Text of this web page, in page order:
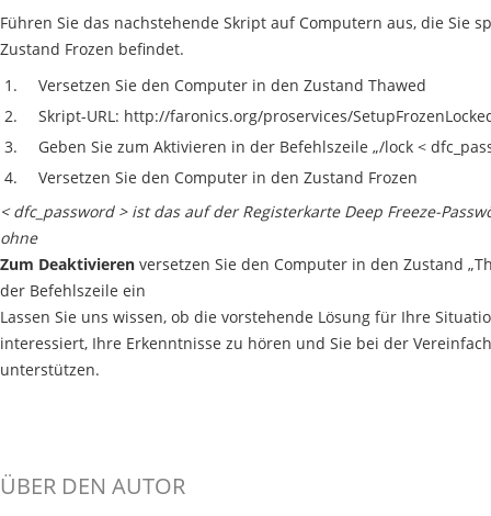
Führen Sie das nachstehende Skript auf Computern aus, die Sie
Zustand Frozen befindet.
Versetzen Sie den Computer in den Zustand Thawed
Skript-URL: http://faronics.org/proservices/
Geben Sie zum Aktivieren in der Befehlszeile „/lock <
Versetzen Sie den Computer in den Zustand Frozen
< dfc_password > ist das auf der Registerkarte Deep Freeze-
ohne
Zum Deaktivieren versetzen Sie den Computer in den Zustand
der Befehlszeile ein
Lassen Sie uns wissen, ob die vorstehende Lösung für Ihre
interessiert, Ihre Erkenntnisse zu hören und Sie bei der
unterstützen.
ÜBER DEN AUTOR